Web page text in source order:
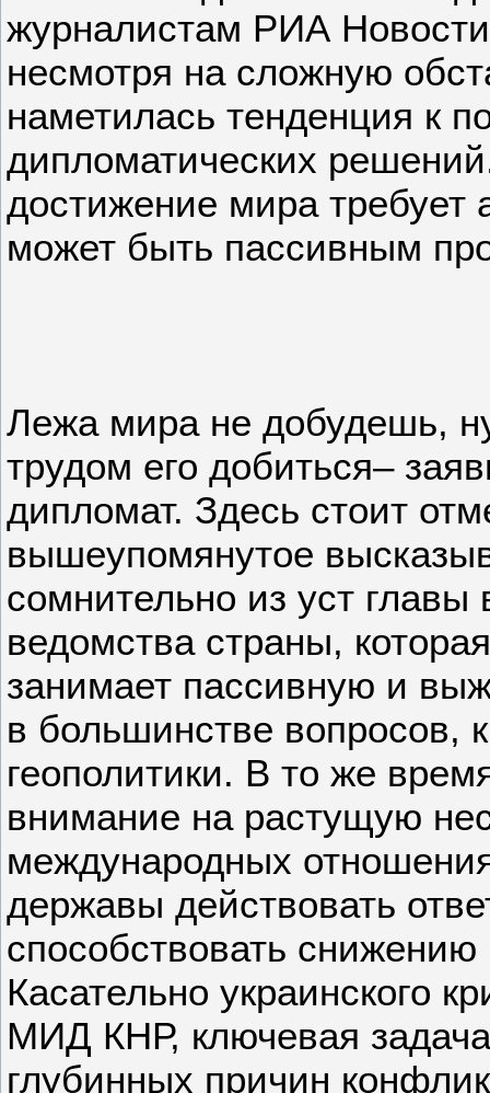
журналистам РИА
несмотря на сложную
наметилась тенденция к
дипломатических
достижение мира требует
может быть пассивным
Лежа мира не добудешь,
трудом его добиться–
дипломат. Здесь стоит
вышеупомянутое
сомнительно из уст главы
ведомства страны,
занимает пассивную и
в большинстве вопросов,
геополитики. В то же
внимание на растущую
международных
державы действовать
способствовать
Касательно украинского
МИД КНР, ключевая
глубинных причин